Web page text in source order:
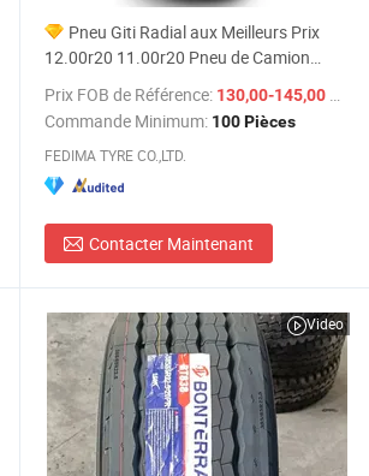
Pneu Giti Radial aux Meilleurs Prix
12.00r20 11.00r20 Pneu de Camion
Prix FOB de Référence: 130,00-145,00 $US
Commande Minimum: 100 Pièces
FEDIMA TYRE CO.,LTD.
Contacter Maintenant
Video